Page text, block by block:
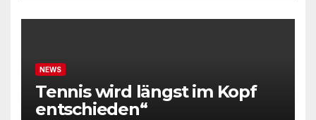
NEWS
Tennis wird längst im Kopf
entschieden“